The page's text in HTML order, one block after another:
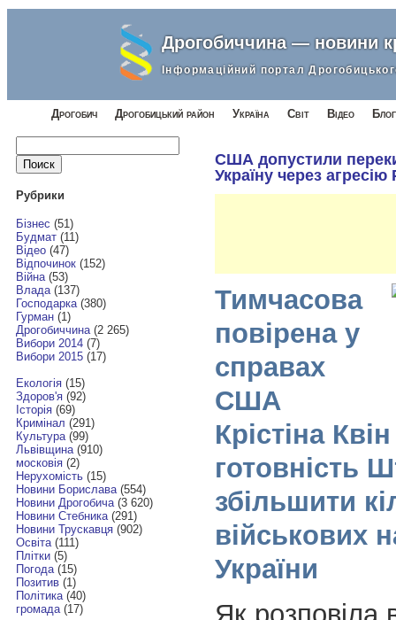
Дрогобиччина — новини
Інформаційний портал
Дрогобич Дрогобицький район Україна Світ Відео
Найти:
Рубрики
Бізнес (51)
Будмат(11)
Відео(47)
Відпочинок(152)
Війна(53)
Влада(137)
Господарка(380)
Гурман(1)
Дрогобиччина(2 265)
Вибори 2014(7)
Вибори 2015(17)
Екологія(15)
Здоров'я(92)
Історія(69)
Кримінал (291)
Культура(99)
Львівщина(910)
московія(2)
Нерухомість(15)
Новини Борислава(554)
Новини Дрогобича(3 620)
Новини Стебника(291)
Новини Трускавця(902)
Освіта(111)
Плітки(5)
Погода(15)
Позитив(1)
Політика(40)
громада(17)
США допустили
Україну через агресію
Тимчасова
повірена у
справах
США
Крістіна
готовність
збільшити
військових
України
Як розповіла